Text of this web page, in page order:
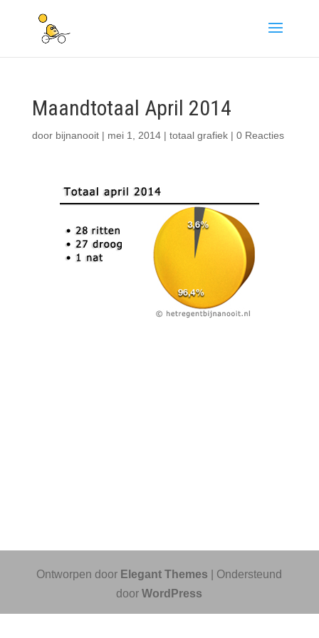
Maandtotaal April 2014
door bijnanooit| mei 1, 2014| totaal grafiek| 0 Reacties
Ontworpen door Elegant Themes | Ondersteund
doorWordPress